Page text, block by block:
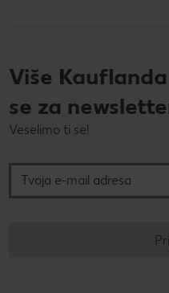
Više
se za
Veselimo ti se!